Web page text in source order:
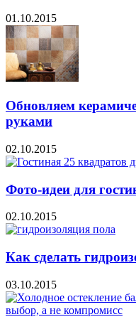
01.10.2015
Обновляем
руками
02.10.2015
Фото-идеи для
02.10.2015
Как сделать
03.10.2015